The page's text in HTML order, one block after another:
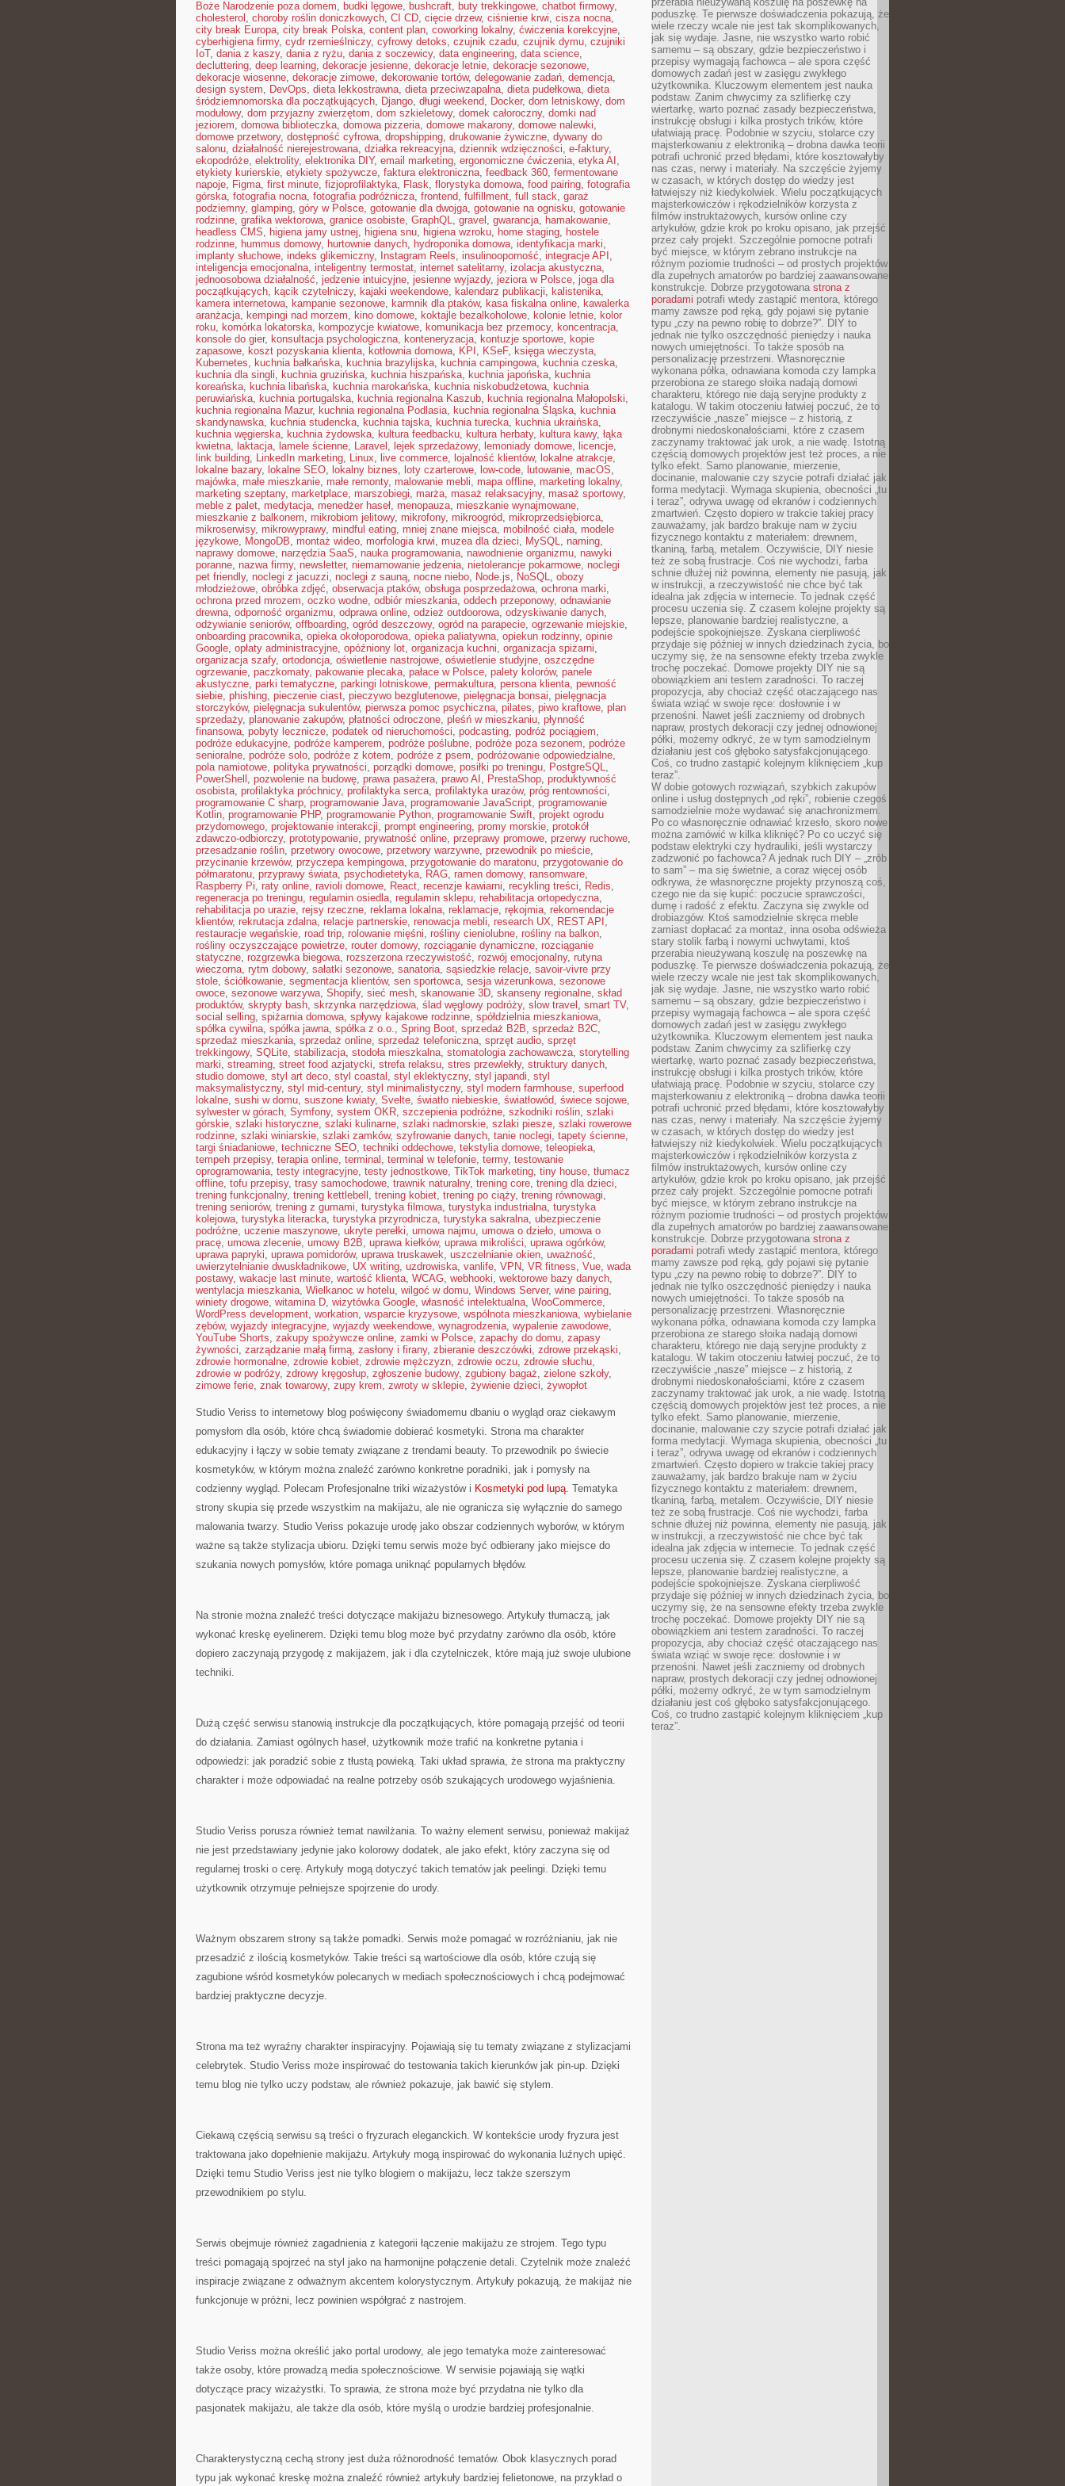
Boże Narodzenie poza domem, budki lęgowe, bushcraft, buty trekkingowe, chatbot firmowy,
cholesterol , choroby roślin doniczkowych, CI CD, cięcie drzew, ciśnienie krwi, cisza nocna,
city break Europa, city break Polska, content plan, coworking lokalny, ćwiczenia korekcyjne,
cyberhigiena firmy, cydr rzemieślniczy, cyfrowy detoks, czujnik czadu, czujnik dymu, czujniki
IoT, dania z kaszy, dania z ryżu, dania z soczewicy, data engineering, data science,
decluttering, deep learning, dekoracje jesienne, dekoracje letnie, dekoracje sezonowe,
dekoracje wiosenne, dekoracje zimowe, dekorowanie tortów, delegowanie zadań, demencja,
design system, DevOps, dieta lekkostrawna, dieta przeciwzapalna, dieta pudełkowa, dieta
śródziemnomorska dla początkujących, Django, długi weekend, Docker, dom letniskowy, dom
modułowy, dom przyjazny zwierzętom, dom szkieletowy, domek całoroczny, domki nad
jeziorem, domowa biblioteczka, domowa pizzeria, domowe makarony, domowe nalewki,
domowe przetwory, dostępność cyfrowa, dropshipping, drukowanie żywiczne, dywany do
salonu, działalność nierejestrowana, działka rekreacyjna, dziennik wdzięczności, e-faktury,
ekopodróże, elektrolity, elektronika DIY, email marketing, ergonomiczne ćwiczenia, etyka AI ,
etykiety kurierskie, etykiety spożywcze, faktura elektroniczna, feedback 360, fermentowane
napoje, Figma, first minute, fizjoprofilaktyka, Flask, florystyka domowa, food pairing, fotografia
górska, fotografia nocna, fotografia podróżnicza, frontend, fulfillment, full stack, garaż
podziemny, glamping, góry w Polsce, gotowanie dla dwojga, gotowanie na ognisku, gotowanie
rodzinne, grafika wektorowa, granice osobiste, GraphQL, gravel , gwarancja, hamakowanie,
headless CMS, higiena jamy ustnej, higiena snu, higiena wzroku, home staging, hostele
rodzinne, hummus domowy, hurtownie danych, hydroponika domowa, identyfikacja marki,
implanty słuchowe, indeks glikemiczny, Instagram Reels, insulinooporność, integracje API ,
inteligencja emocjonalna, inteligentny termostat, internet satelitarny, izolacja akustyczna,
jednoosobowa działalność, jedzenie intuicyjne, jesienne wyjazdy, jeziora w Polsce, joga dla
początkujących, kącik czytelniczy, kajaki weekendowe, kalendarz publikacji, kalistenika,
kamera internetowa, kampanie sezonowe, karmnik dla ptaków, kasa fiskalna online, kawalerka
aranżacja, kempingi nad morzem, kino domowe, koktajle bezalkoholowe, kolonie letnie, kolor
roku, komórka lokatorska, kompozycje kwiatowe, komunikacja bez przemocy, koncentracja,
konsole do gier, konsultacja psychologiczna, konteneryzacja, kontuzje sportowe, kopie
zapasowe, koszt pozyskania klienta, kotłownia domowa, KPI , KSeF, księga wieczysta,
Kubernetes, kuchnia bałkańska, kuchnia brazylijska, kuchnia campingowa, kuchnia czeska,
kuchnia dla singli, kuchnia gruzińska, kuchnia hiszpańska, kuchnia japońska, kuchnia
koreańska, kuchnia libańska, kuchnia marokańska, kuchnia niskobudżetowa, kuchnia
peruwiańska, kuchnia portugalska, kuchnia regionalna Kaszub, kuchnia regionalna Małopolski,
kuchnia regionalna Mazur, kuchnia regionalna Podlasia, kuchnia regionalna Śląska, kuchnia
skandynawska, kuchnia studencka, kuchnia tajska, kuchnia turecka, kuchnia ukraińska,
kuchnia węgierska, kuchnia żydowska, kultura feedbacku, kultura herbaty, kultura kawy, łąka
kwietna, laktacja, lamele ścienne, Laravel , lejek sprzedażowy, lemoniady domowe, licencje,
link building, LinkedIn marketing, Linux, live commerce, lojalność klientów, lokalne atrakcje,
lokalne bazary, lokalne SEO, lokalny biznes, loty czarterowe, low-code, lutowanie, macOS,
majówka, małe mieszkanie, małe remonty, malowanie mebli, mapa offline, marketing lokalny,
marketing szeptany, marketplace, marszobiegi, marża, masaż relaksacyjny, masaż sportowy,
meble z palet, medytacja, menedżer haseł, menopauza, mieszkanie wynajmowane,
mieszkanie z balkonem, mikrobiom jelitowy, mikrofony, mikroogród, mikroprzedsiębiorca,
mikroserwisy, mikrowyprawy, mindful eating, mniej znane miejsca, mobilność ciała, modele
językowe, MongoDB, montaż wideo, morfologia krwi, muzea dla dzieci, MySQL, naming,
naprawy domowe, narzędzia SaaS, nauka programowania, nawodnienie organizmu, nawyki
poranne, nazwa firmy, newsletter, niemarnowanie jedzenia, nietolerancje pokarmowe, noclegi
pet friendly, noclegi z jacuzzi, noclegi z sauną, nocne niebo, Node.js, NoSQL, obozy
młodzieżowe, obróbka zdjęć, obserwacja ptaków, obsługa posprzedażowa, ochrona marki,
ochrona przed mrozem, oczko wodne, odbiór mieszkania, oddech przeponowy, odnawianie
drewna, odporność organizmu, odprawa online, odzież outdoorowa, odzyskiwanie danych,
odżywianie seniorów, offboarding, ogród deszczowy, ogród na parapecie, ogrzewanie miejskie,
onboarding pracownika, opieka okołoporodowa, opieka paliatywna, opiekun rodzinny, opinie
Google, opłaty administracyjne, opóźniony lot, organizacja kuchni, organizacja spiżarni,
organizacja szafy, ortodoncja, oświetlenie nastrojowe, oświetlenie studyjne, oszczędne
ogrzewanie, paczkomaty, pakowanie plecaka, pałace w Polsce, palety kolorów, panele
akustyczne, parki tematyczne, parkingi lotniskowe, permakultura, persona klienta, pewność
siebie, phishing, pieczenie ciast, pieczywo bezglutenowe, pielęgnacja bonsai, pielęgnacja
storczyków, pielęgnacja sukulentów, pierwsza pomoc psychiczna, pilates, piwo kraftowe, plan
sprzedaży, planowanie zakupów, płatności odroczone, pleśń w mieszkaniu, płynność
finansowa, pobyty lecznicze, podatek od nieruchomości, podcasting, podróż pociągiem,
podróże edukacyjne, podróże kamperem, podróże poślubne, podróże poza sezonem, podróże
senioralne, podróże solo, podróże z kotem, podróże z psem, podróżowanie odpowiedzialne,
pola namiotowe, polityka prywatności, porządki domowe, posiłki po treningu, PostgreSQL,
PowerShell , pozwolenie na budowę, prawa pasażera, prawo AI , PrestaShop, produktywność
osobista, profilaktyka próchnicy, profilaktyka serca, profilaktyka urazów, próg rentowności,
programowanie C sharp, programowanie Java, programowanie JavaScript, programowanie
Kotlin, programowanie PHP, programowanie Python, programowanie Swift, projekt ogrodu
przydomowego, projektowanie interakcji, prompt engineering, promy morskie, protokół
zdawczo-odbiorczy, prototypowanie, prywatność online, przeprawy promowe, przerwy ruchowe,
przesadzanie roślin, przetwory owocowe, przetwory warzywne, przewodnik po mieście,
przycinanie krzewów, przyczepa kempingowa, przygotowanie do maratonu, przygotowanie do
półmaratonu, przyprawy świata, psychodietetyka, RAG, ramen domowy, ransomware,
Raspberry Pi, raty online, ravioli domowe, React, recenzje kawiarni, recykling treści, Redis,
regeneracja po treningu, regulamin osiedla, regulamin sklepu, rehabilitacja ortopedyczna,
rehabilitacja po urazie, rejsy rzeczne, reklama lokalna, reklamacje, rękojmia, rekomendacje
klientów, rekrutacja zdalna, relacje partnerskie, renowacja mebli, research UX, REST API ,
restauracje wegańskie, road trip, rolowanie mięśni, rośliny cieniolubne, rośliny na balkon,
rośliny oczyszczające powietrze, router domowy, rozciąganie dynamiczne, rozciąganie
statyczne, rozgrzewka biegowa, rozszerzona rzeczywistość, rozwój emocjonalny, rutyna
wieczorna, rytm dobowy, sałatki sezonowe, sanatoria, sąsiedzkie relacje, savoir-vivre przy
stole, ściółkowanie, segmentacja klientów, sen sportowca, sesja wizerunkowa, sezonowe
owoce, sezonowe warzywa, Shopify, sieć mesh, skanowanie 3D, skanseny regionalne, skład
produktów, skrypty bash, skrzynka narzędziowa, ślad węglowy podróży, slow travel , smart TV,
social selling, spiżarnia domowa, spływy kajakowe rodzinne, spółdzielnia mieszkaniowa,
spółka cywilna, spółka jawna, spółka z o.o., Spring Boot, sprzedaż B2B, sprzedaż B2C,
sprzedaż mieszkania, sprzedaż online, sprzedaż telefoniczna, sprzęt audio, sprzęt
trekkingowy, SQLite, stabilizacja, stodoła mieszkalna, stomatologia zachowawcza, storytelling
marki, streaming, street food azjatycki, strefa relaksu, stres przewlekły, struktury danych,
studio domowe, styl art deco, styl coastal , styl eklektyczny, styl japandi, styl
maksymalistyczny, styl mid-century, styl minimalistyczny, styl modern farmhouse, superfood
lokalne, sushi w domu, suszone kwiaty, Svelte, światło niebieskie, światłowód, świece sojowe,
sylwester w górach, Symfony, system OKR, szczepienia podróżne, szkodniki roślin, szlaki
górskie, szlaki historyczne, szlaki kulinarne, szlaki nadmorskie, szlaki piesze, szlaki rowerowe
rodzinne, szlaki winiarskie, szlaki zamków, szyfrowanie danych, tanie noclegi, tapety ścienne,
targi śniadaniowe, techniczne SEO, techniki oddechowe, tekstylia domowe, teleopieka,
tempeh przepisy, terapia online, terminal , terminal w telefonie, termy, testowanie
oprogramowania, testy integracyjne, testy jednostkowe, TikTok marketing, tiny house, tłumacz
offline, tofu przepisy, trasy samochodowe, trawnik naturalny, trening core, trening dla dzieci,
trening funkcjonalny, trening kettlebell , trening kobiet, trening po ciąży, trening równowagi,
trening seniorów, trening z gumami, turystyka filmowa, turystyka industrialna, turystyka
kolejowa, turystyka literacka, turystyka przyrodnicza, turystyka sakralna, ubezpieczenie
podróżne, uczenie maszynowe, ukryte perełki, umowa najmu, umowa o dzieło, umowa o
pracę, umowa zlecenie, umowy B2B, uprawa kiełków, uprawa mikroliści, uprawa ogórków,
uprawa papryki, uprawa pomidorów, uprawa truskawek, uszczelnianie okien, uważność,
uwierzytelnianie dwuskładnikowe, UX writing, uzdrowiska, vanlife, VPN, VR fitness, Vue, wada
postawy, wakacje last minute, wartość klienta, WCAG, webhooki, wektorowe bazy danych,
wentylacja mieszkania, Wielkanoc w hotelu, wilgoć w domu, Windows Server, wine pairing,
winiety drogowe, witamina D, wizytówka Google, własność intelektualna, WooCommerce,
WordPress development, workation, wsparcie kryzysowe, wspólnota mieszkaniowa, wybielanie
zębów, wyjazdy integracyjne, wyjazdy weekendowe, wynagrodzenia, wypalenie zawodowe,
YouTube Shorts, zakupy spożywcze online, zamki w Polsce, zapachy do domu, zapasy
żywności, zarządzanie małą firmą, zasłony i firany, zbieranie deszczówki, zdrowe przekąski,
zdrowie hormonalne, zdrowie kobiet, zdrowie mężczyzn, zdrowie oczu, zdrowie słuchu,
zdrowie w podróży, zdrowy kręgosłup, zgłoszenie budowy, zgubiony bagaż, zielone szkoły,
zimowe ferie, znak towarowy, zupy krem, zwroty w sklepie, żywienie dzieci, żywopłot
Studio Veriss to internetowy blog poświęcony świadomemu dbaniu o wygląd oraz ciekawym
pomysłom dla osób, które chcą świadomie dobierać kosmetyki. Strona ma charakter
edukacyjny i łączy w sobie tematy związane z trendami beauty. To przewodnik po świecie
kosmetyków, w którym można znaleźć zarówno konkretne poradniki, jak i pomysły na
codzienny wygląd. Polecam Profesjonalne triki wizażystów i Kosmetyki pod lupą. Tematyka
strony skupia się przede wszystkim na makijażu, ale nie ogranicza się wyłącznie do samego
malowania twarzy. Studio Veriss pokazuje urodę jako obszar codziennych wyborów, w którym
ważne są także stylizacja ubioru. Dzięki temu serwis może być odbierany jako miejsce do
szukania nowych pomysłów, które pomaga uniknąć popularnych błędów.
Na stronie można znaleźć treści dotyczące makijażu biznesowego. Artykuły tłumaczą, jak
wykonać kreskę eyelinerem. Dzięki temu blog może być przydatny zarówno dla osób, które
dopiero zaczynają przygodę z makijażem, jak i dla czytelniczek, które mają już swoje ulubione
techniki.
Dużą część serwisu stanowią instrukcje dla początkujących, które pomagają przejść od teorii
do działania. Zamiast ogólnych haseł, użytkownik może trafić na konkretne pytania i
odpowiedzi: jak poradzić sobie z tłustą powieką. Taki układ sprawia, że strona ma praktyczny
charakter i może odpowiadać na realne potrzeby osób szukających urodowego wyjaśnienia.
Studio Veriss porusza również temat nawilżania. To ważny element serwisu, ponieważ makijaż
nie jest przedstawiany jedynie jako kolorowy dodatek, ale jako efekt, który zaczyna się od
regularnej troski o cerę. Artykuły mogą dotyczyć takich tematów jak peelingi. Dzięki temu
użytkownik otrzymuje pełniejsze spojrzenie do urody.
Ważnym obszarem strony są także pomadki. Serwis może pomagać w rozróżnianiu, jak nie
przesadzić z ilością kosmetyków. Takie treści są wartościowe dla osób, które czują się
zagubione wśród kosmetyków polecanych w mediach społecznościowych i chcą podejmować
bardziej praktyczne decyzje.
Strona ma też wyraźny charakter inspiracyjny. Pojawiają się tu tematy związane z stylizacjami
celebrytek. Studio Veriss może inspirować do testowania takich kierunków jak pin-up. Dzięki
temu blog nie tylko uczy podstaw, ale również pokazuje, jak bawić się stylem.
Ciekawą częścią serwisu są treści o fryzurach eleganckich. W kontekście urody fryzura jest
traktowana jako dopełnienie makijażu. Artykuły mogą inspirować do wykonania luźnych upięć.
Dzięki temu Studio Veriss jest nie tylko blogiem o makijażu, lecz także szerszym
przewodnikiem po stylu.
Serwis obejmuje również zagadnienia z kategorii łączenie makijażu ze strojem. Tego typu
treści pomagają spojrzeć na styl jako na harmonijne połączenie detali. Czytelnik może znaleźć
inspiracje związane z odważnym akcentem kolorystycznym. Artykuły pokazują, że makijaż nie
funkcjonuje w próżni, lecz powinien współgrać z nastrojem.
Studio Veriss można określić jako portal urodowy, ale jego tematyka może zainteresować
także osoby, które prowadzą media społecznościowe. W serwisie pojawiają się wątki
dotyczące pracy wizażystki. To sprawia, że strona może być przydatna nie tylko dla
pasjonatek makijażu, ale także dla osób, które myślą o urodzie bardziej profesjonalnie.
Charakterystyczną cechą strony jest duża różnorodność tematów. Obok klasycznych porad
typu jak wykonać kreskę można znaleźć również artykuły bardziej felietonowe, na przykład o
poduszkę. Te pierwsze doświadczenia pokazują, że
wiele rzeczy wcale nie jest tak skomplikowanych,
jak się wydaje. Jasne, nie wszystko warto robić
samemu – są obszary, gdzie bezpieczeństwo i
przepisy wymagają fachowca – ale spora część
domowych zadań jest w zasięgu zwykłego
użytkownika. Kluczowym elementem jest nauka
podstaw. Zanim chwycimy za szlifierkę czy
wiertarkę, warto poznać zasady bezpieczeństwa,
instrukcję obsługi i kilka prostych trików, które
ułatwiają pracę. Podobnie w szyciu, stolarce czy
majsterkowaniu z elektroniką – drobna dawka teorii
potrafi uchronić przed błędami, które kosztowałyby
nas czas, nerwy i materiały. Na szczęście żyjemy
w czasach, w których dostęp do wiedzy jest
łatwiejszy niż kiedykolwiek. Wielu początkujących
majsterkowiczów i rękodzielników korzysta z
filmów instruktażowych, kursów online czy
artykułów, gdzie krok po kroku opisano, jak przejść
przez cały projekt. Szczególnie pomocne potrafi
być miejsce, w którym zebrano instrukcje na
różnym poziomie trudności – od prostych projektów
dla zupełnych amatorów po bardziej zaawansowane
konstrukcje. Dobrze przygotowana strona z
poradami potrafi wtedy zastąpić mentora, którego
mamy zawsze pod ręką, gdy pojawi się pytanie
typu „czy na pewno robię to dobrze?”. DIY to
jednak nie tylko oszczędność pieniędzy i nauka
nowych umiejętności. To także sposób na
personalizację przestrzeni. Własnoręcznie
wykonana półka, odnawiana komoda czy lampka
przerobiona ze starego słoika nadają domowi
charakteru, którego nie dają seryjne produkty z
katalogu. W takim otoczeniu łatwiej poczuć, że to
rzeczywiście „nasze” miejsce – z historią, z
drobnymi niedoskonałościami, które z czasem
zaczynamy traktować jak urok, a nie wadę. Istotną
częścią domowych projektów jest też proces, a nie
tylko efekt. Samo planowanie, mierzenie,
docinanie, malowanie czy szycie potrafi działać jak
forma medytacji. Wymaga skupienia, obecności „tu
i teraz”, odrywa uwagę od ekranów i codziennych
zmartwień. Często dopiero w trakcie takiej pracy
zauważamy, jak bardzo brakuje nam w życiu
fizycznego kontaktu z materiałem: drewnem,
tkaniną, farbą, metalem. Oczywiście, DIY niesie
też ze sobą frustracje. Coś nie wychodzi, farba
schnie dłużej niż powinna, elementy nie pasują, jak
w instrukcji, a rzeczywistość nie chce być tak
idealna jak zdjęcia w internecie. To jednak część
procesu uczenia się. Z czasem kolejne projekty są
lepsze, planowanie bardziej realistyczne, a
podejście spokojniejsze. Zyskana cierpliwość
przydaje się później w innych dziedzinach życia, bo
uczymy się, że na sensowne efekty trzeba zwykle
trochę poczekać. Domowe projekty DIY nie są
obowiązkiem ani testem zaradności. To raczej
propozycja, aby chociaż część otaczającego nas
świata wziąć w swoje ręce: dosłownie i w
przenośni. Nawet jeśli zaczniemy od drobnych
napraw, prostych dekoracji czy jednej odnowionej
półki, możemy odkryć, że w tym samodzielnym
działaniu jest coś głęboko satysfakcjonującego.
Coś, co trudno zastąpić kolejnym kliknięciem „kup
teraz”.
W dobie gotowych rozwiązań, szybkich zakupów
online i usług dostępnych „od ręki”, robienie czegoś
samodzielnie może wydawać się anachronizmem.
Po co własnoręcznie odnawiać krzesło, skoro nowe
można zamówić w kilka kliknięć? Po co uczyć się
podstaw elektryki czy hydrauliki, jeśli wystarczy
zadzwonić po fachowca? A jednak ruch DIY – „zrób
to sam” – ma się świetnie, a coraz więcej osób
odkrywa, że własnoręczne projekty przynoszą coś,
czego nie da się kupić: poczucie sprawczości,
dumę i radość z efektu. Zaczyna się zwykle od
drobiazgów. Ktoś samodzielnie skręca meble
zamiast dopłacać za montaż, inna osoba odświeża
stary stolik farbą i nowymi uchwytami, ktoś
przerabia nieużywaną koszulę na poszewkę na
poduszkę. Te pierwsze doświadczenia pokazują, że
wiele rzeczy wcale nie jest tak skomplikowanych,
jak się wydaje. Jasne, nie wszystko warto robić
samemu – są obszary, gdzie bezpieczeństwo i
przepisy wymagają fachowca – ale spora część
domowych zadań jest w zasięgu zwykłego
użytkownika. Kluczowym elementem jest nauka
podstaw. Zanim chwycimy za szlifierkę czy
wiertarkę, warto poznać zasady bezpieczeństwa,
instrukcję obsługi i kilka prostych trików, które
ułatwiają pracę. Podobnie w szyciu, stolarce czy
majsterkowaniu z elektroniką – drobna dawka teorii
potrafi uchronić przed błędami, które kosztowałyby
nas czas, nerwy i materiały. Na szczęście żyjemy
w czasach, w których dostęp do wiedzy jest
łatwiejszy niż kiedykolwiek. Wielu początkujących
majsterkowiczów i rękodzielników korzysta z
filmów instruktażowych, kursów online czy
artykułów, gdzie krok po kroku opisano, jak przejść
przez cały projekt. Szczególnie pomocne potrafi
być miejsce, w którym zebrano instrukcje na
różnym poziomie trudności – od prostych projektów
dla zupełnych amatorów po bardziej zaawansowane
konstrukcje. Dobrze przygotowana strona z
poradami potrafi wtedy zastąpić mentora, którego
mamy zawsze pod ręką, gdy pojawi się pytanie
typu „czy na pewno robię to dobrze?”. DIY to
jednak nie tylko oszczędność pieniędzy i nauka
nowych umiejętności. To także sposób na
personalizację przestrzeni. Własnoręcznie
wykonana półka, odnawiana komoda czy lampka
przerobiona ze starego słoika nadają domowi
charakteru, którego nie dają seryjne produkty z
katalogu. W takim otoczeniu łatwiej poczuć, że to
rzeczywiście „nasze” miejsce – z historią, z
drobnymi niedoskonałościami, które z czasem
zaczynamy traktować jak urok, a nie wadę. Istotną
częścią domowych projektów jest też proces, a nie
tylko efekt. Samo planowanie, mierzenie,
docinanie, malowanie czy szycie potrafi działać jak
forma medytacji. Wymaga skupienia, obecności „tu
i teraz”, odrywa uwagę od ekranów i codziennych
zmartwień. Często dopiero w trakcie takiej pracy
zauważamy, jak bardzo brakuje nam w życiu
fizycznego kontaktu z materiałem: drewnem,
tkaniną, farbą, metalem. Oczywiście, DIY niesie
też ze sobą frustracje. Coś nie wychodzi, farba
schnie dłużej niż powinna, elementy nie pasują, jak
w instrukcji, a rzeczywistość nie chce być tak
idealna jak zdjęcia w internecie. To jednak część
procesu uczenia się. Z czasem kolejne projekty są
lepsze, planowanie bardziej realistyczne, a
podejście spokojniejsze. Zyskana cierpliwość
przydaje się później w innych dziedzinach życia, bo
uczymy się, że na sensowne efekty trzeba zwykle
trochę poczekać. Domowe projekty DIY nie są
obowiązkiem ani testem zaradności. To raczej
propozycja, aby chociaż część otaczającego nas
świata wziąć w swoje ręce: dosłownie i w
przenośni. Nawet jeśli zaczniemy od drobnych
napraw, prostych dekoracji czy jednej odnowionej
półki, możemy odkryć, że w tym samodzielnym
działaniu jest coś głęboko satysfakcjonującego.
Coś, co trudno zastąpić kolejnym kliknięciem „kup
teraz”.